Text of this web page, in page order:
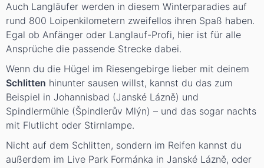
Auch Langläufer werden in diesem Winterparadies auf
rund 800 Loipenkilometern zweifellos ihren Spaß haben.
Egal ob Anfänger oder Langlauf-Profi, hier ist für alle
Ansprüche die passende Strecke dabei.
Wenn du die Hügel im Riesengebirge lieber mit deinem
Schlitten hinunter sausen willst, kannst du das zum
Beispiel in Johannisbad (Janské Lázně) und
Spindlermühle (Špindlerův Mlýn) – und das sogar nachts
mit Flutlicht oder Stirnlampe.
Nicht auf dem Schlitten, sondern im Reifen kannst du
außerdem im Live Park Formánka in Janské Lázně, oder